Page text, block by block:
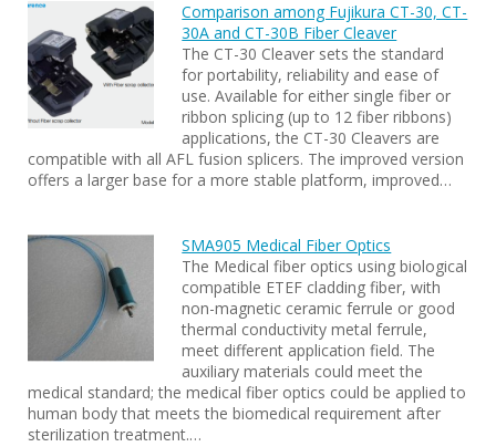
Comparison among Fujikura CT-30, CT-
30A and CT-30B Fiber Cleaver
The CT-30 Cleaver sets the standard
for portability, reliability and ease of
use. Available for either single fiber or
ribbon splicing (up to 12 fiber ribbons)
applications, the CT-30 Cleavers are
compatible with all AFL fusion splicers. The improved version
offers a larger base for a more stable platform, improved…
SMA905 Medical Fiber Optics
The Medical fiber optics using biological
compatible ETEF cladding fiber, with
non-magnetic ceramic ferrule or good
thermal conductivity metal ferrule,
meet different application field. The
auxiliary materials could meet the
medical standard; the medical fiber optics could be applied to
human body that meets the biomedical requirement after
sterilization treatment.…